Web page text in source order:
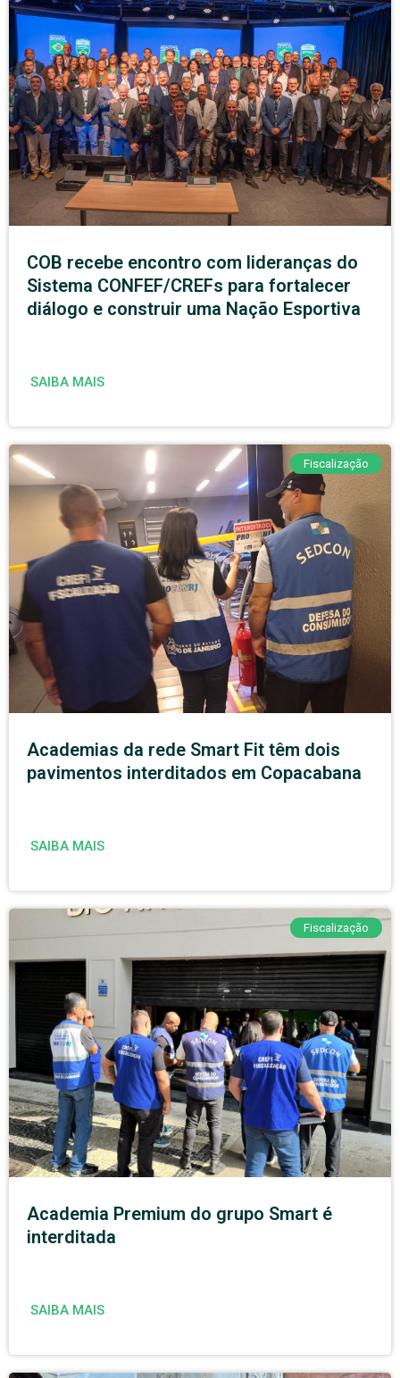
COB recebe encontro com lideranças do
Sistema CONFEF/CREFs para fortalecer
diálogo e construir uma Nação Esportiva
SAIBA MAIS
Fiscalização
Academias da rede Smart Fit têm dois
pavimentos interditados em Copacabana
SAIBA MAIS
Fiscalização
Academia Premium do grupo Smart é
interditada
SAIBA MAIS